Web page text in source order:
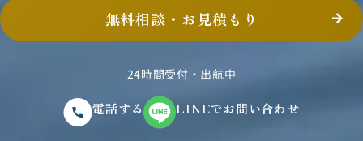
無料相談・お見積もり
24時間受付・出航中
電話する LINEでお問い合わせ